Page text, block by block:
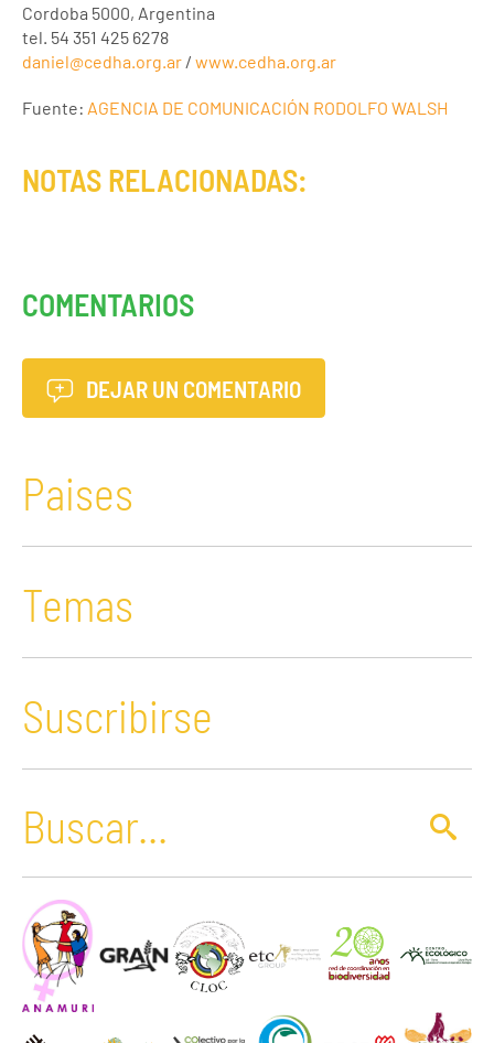
Cordoba 5000, Argentina
tel. 54 351 425 6278
daniel@cedha.org.ar / www.cedha.org.ar
Fuente: AGENCIA DE COMUNICACIÓN RODOLFO WALSH
NOTAS RELACIONADAS:
COMENTARIOS
DEJAR UN COMENTARIO
Paises
Temas
Suscribirse